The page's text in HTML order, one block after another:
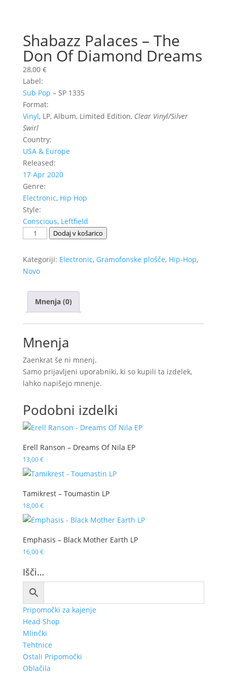
Shabazz Palaces ‎– The
Don Of Diamond Dreams
28,00 €
Label:
Sub Pop ‎– SP 1335
Format:
Vinyl, LP, Album, Limited Edition, Clear Vinyl/Silver
Swirl
Country:
USA & Europe
Released:
17 Apr 2020
Genre:
Electronic, Hip Hop
Style:
Conscious, Leftfield
Shabazz
‎–
The
Of
Diamond
Dreams
količina
Dodaj v košarico
Kategoriji: Electronic, Gramofonske plošče, Hip-Hop,
Novo
Mnenja (0)
Mnenja
Zaenkrat še ni mnenj.
Samo prijavljeni uporabniki, ki so kupili ta izdelek,
lahko napišejo mnenje.
Podobni izdelki
Erell Ranson – Dreams Of Nila EP
13,00€
Tamikrest – Toumastin LP
18,00€
Emphasis – Black Mother Earth LP
16,00€
Išči…
Pripomočki za kajenje
Head Shop
Mlinčki
Tehtnice
Ostali Pripomočki
Oblačila